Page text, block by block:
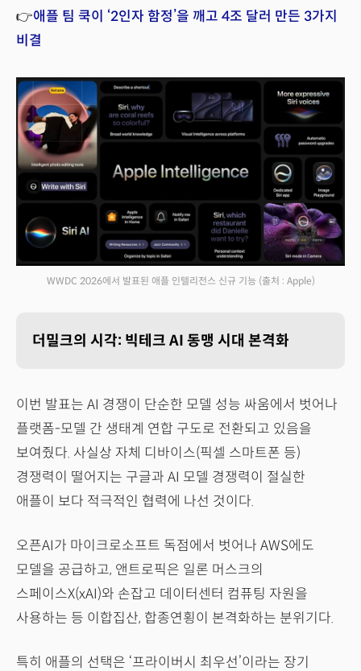
👉애플 팀 쿡이 ‘2인자 함정’을 깨고 4조 달러 만든 3가지
비결
WWDC 2026에서 발표된 애플 인텔리전스 신규 기능 (출처 : Apple)
더밀크의 시각: 빅테크 AI 동맹 시대 본격화
이번 발표는 AI 경쟁이 단순한 모델 성능 싸움에서 벗어나
플랫폼-모델 간 생태계 연합 구도로 전환되고 있음을
보여줬다. 사실상 자체 디바이스(픽셀 스마트폰 등)
경쟁력이 떨어지는 구글과 AI 모델 경쟁력이 절실한
애플이 보다 적극적인 협력에 나선 것이다.
오픈AI가 마이크로소프트 독점에서 벗어나 AWS에도
모델을 공급하고, 앤트로픽은 일론 머스크의
스페이스X(xAI)와 손잡고 데이터센터 컴퓨팅 자원을
사용하는 등 이합집산, 합종연횡이 본격화하는 분위기다.
특히 애플의 선택은 ‘프라이버시 최우선’이라는 장기